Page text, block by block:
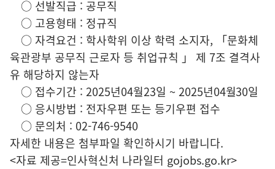
○ 선발직급 : 공무직
○ 고용형태 : 정규직
○ 자격요건 : 학사학위 이상 학력 소지자, 「문화체
육관광부 공무직 근로자 등 취업규칙 」 제 7조 결격사
유 해당하지 않는자
○ 접수기간 : 2025년04월23일 ~ 2025년04월30일
○ 응시방법 : 전자우편 또는 등기우편 접수
○ 문의처 : 02-746-9540
자세한 내용은 첨부파일 확인하시기 바랍니다.
<자료 제공=인사혁신처 나라일터 gojobs.go.kr>